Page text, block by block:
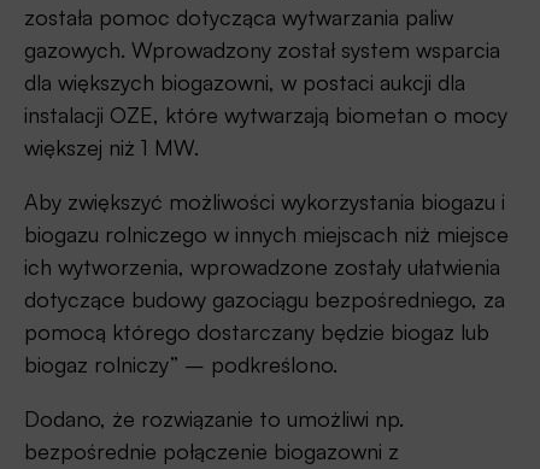
została pomoc dotycząca wytwarzania paliw
gazowych. Wprowadzony został system wsparcia
dla większych biogazowni, w postaci aukcji dla
instalacji OZE, które wytwarzają biometan o mocy
większej niż 1 MW.
Aby zwiększyć możliwości wykorzystania biogazu i
biogazu rolniczego w innych miejscach niż miejsce
ich wytworzenia, wprowadzone zostały ułatwienia
dotyczące budowy gazociągu bezpośredniego, za
pomocą którego dostarczany będzie biogaz lub
biogaz rolniczy” – podkreślono.
Dodano, że rozwiązanie to umożliwi np.
bezpośrednie połączenie biogazowni z